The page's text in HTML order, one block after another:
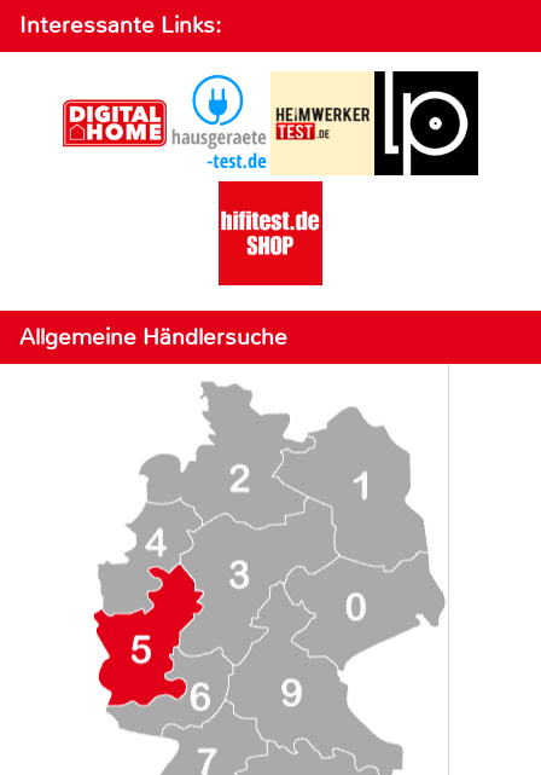
Interessante Links:
Allgemeine Händlersuche